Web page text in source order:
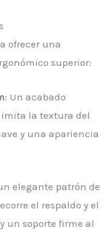
ofrecer una
superior:
: Un acabado
la textura del
y una apariencia
elegante patrón de
el respaldo y el
un soporte firme al